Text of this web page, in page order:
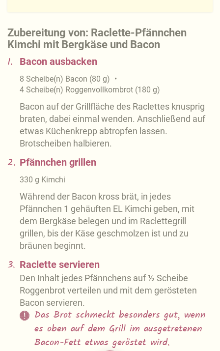
Zubereitung von: Raclette-Pfännchen
Kimchi mit Bergkäse und Bacon
1. Bacon ausbacken
8 Scheibe(n) Bacon (80 g)
4 Scheibe(n) Roggenvollkornbrot (180 g)
Bacon auf der Grillfläche des Raclettes knusprig
braten, dabei einmal wenden. Anschließend auf
etwas Küchenkrepp abtropfen lassen.
Brotscheiben halbieren.
2. Pfännchen grillen
330 g Kimchi
Während der Bacon kross brät, in jedes
Pfännchen 1 gehäuften EL Kimchi geben, mit
dem Bergkäse belegen und im Raclettegrill
grillen, bis der Käse geschmolzen ist und zu
bräunen beginnt.
3. Raclette servieren
Den Inhalt jedes Pfännchens auf ½ Scheibe
Roggenbrot verteilen und mit dem gerösteten
Bacon servieren.
Das Brot schmeckt besonders gut, wenn
es oben auf dem Grill im ausgetretenen
Bacon-Fett etwas geröstet wird.